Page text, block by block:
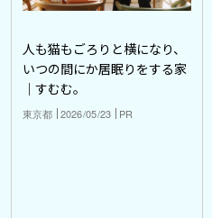
人も猫もごろりと横になり、
いつの間にか居眠りをする家
｜すむむ。
東京都 2026/05/23 PR